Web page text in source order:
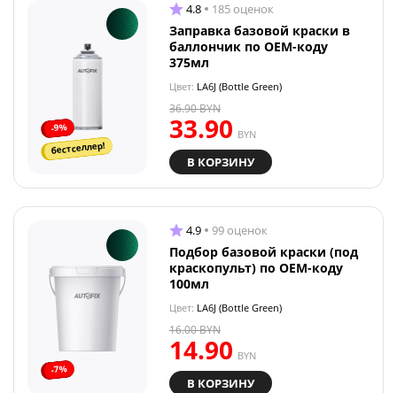
-9%
бестселлер!
4.8 185 оценок
Заправка базовой краски в
баллончик по OEM-коду
375мл
Цвет: LA6J (Bottle Green)
33.90 BYN
36.90BYN
В КОРЗИНУ
-7%
4.9 99 оценок
Подбор базовой краски (под
краскопульт) по OEM-коду
100мл
Цвет: LA6J (Bottle Green)
14.90 BYN
16.00BYN
В КОРЗИНУ